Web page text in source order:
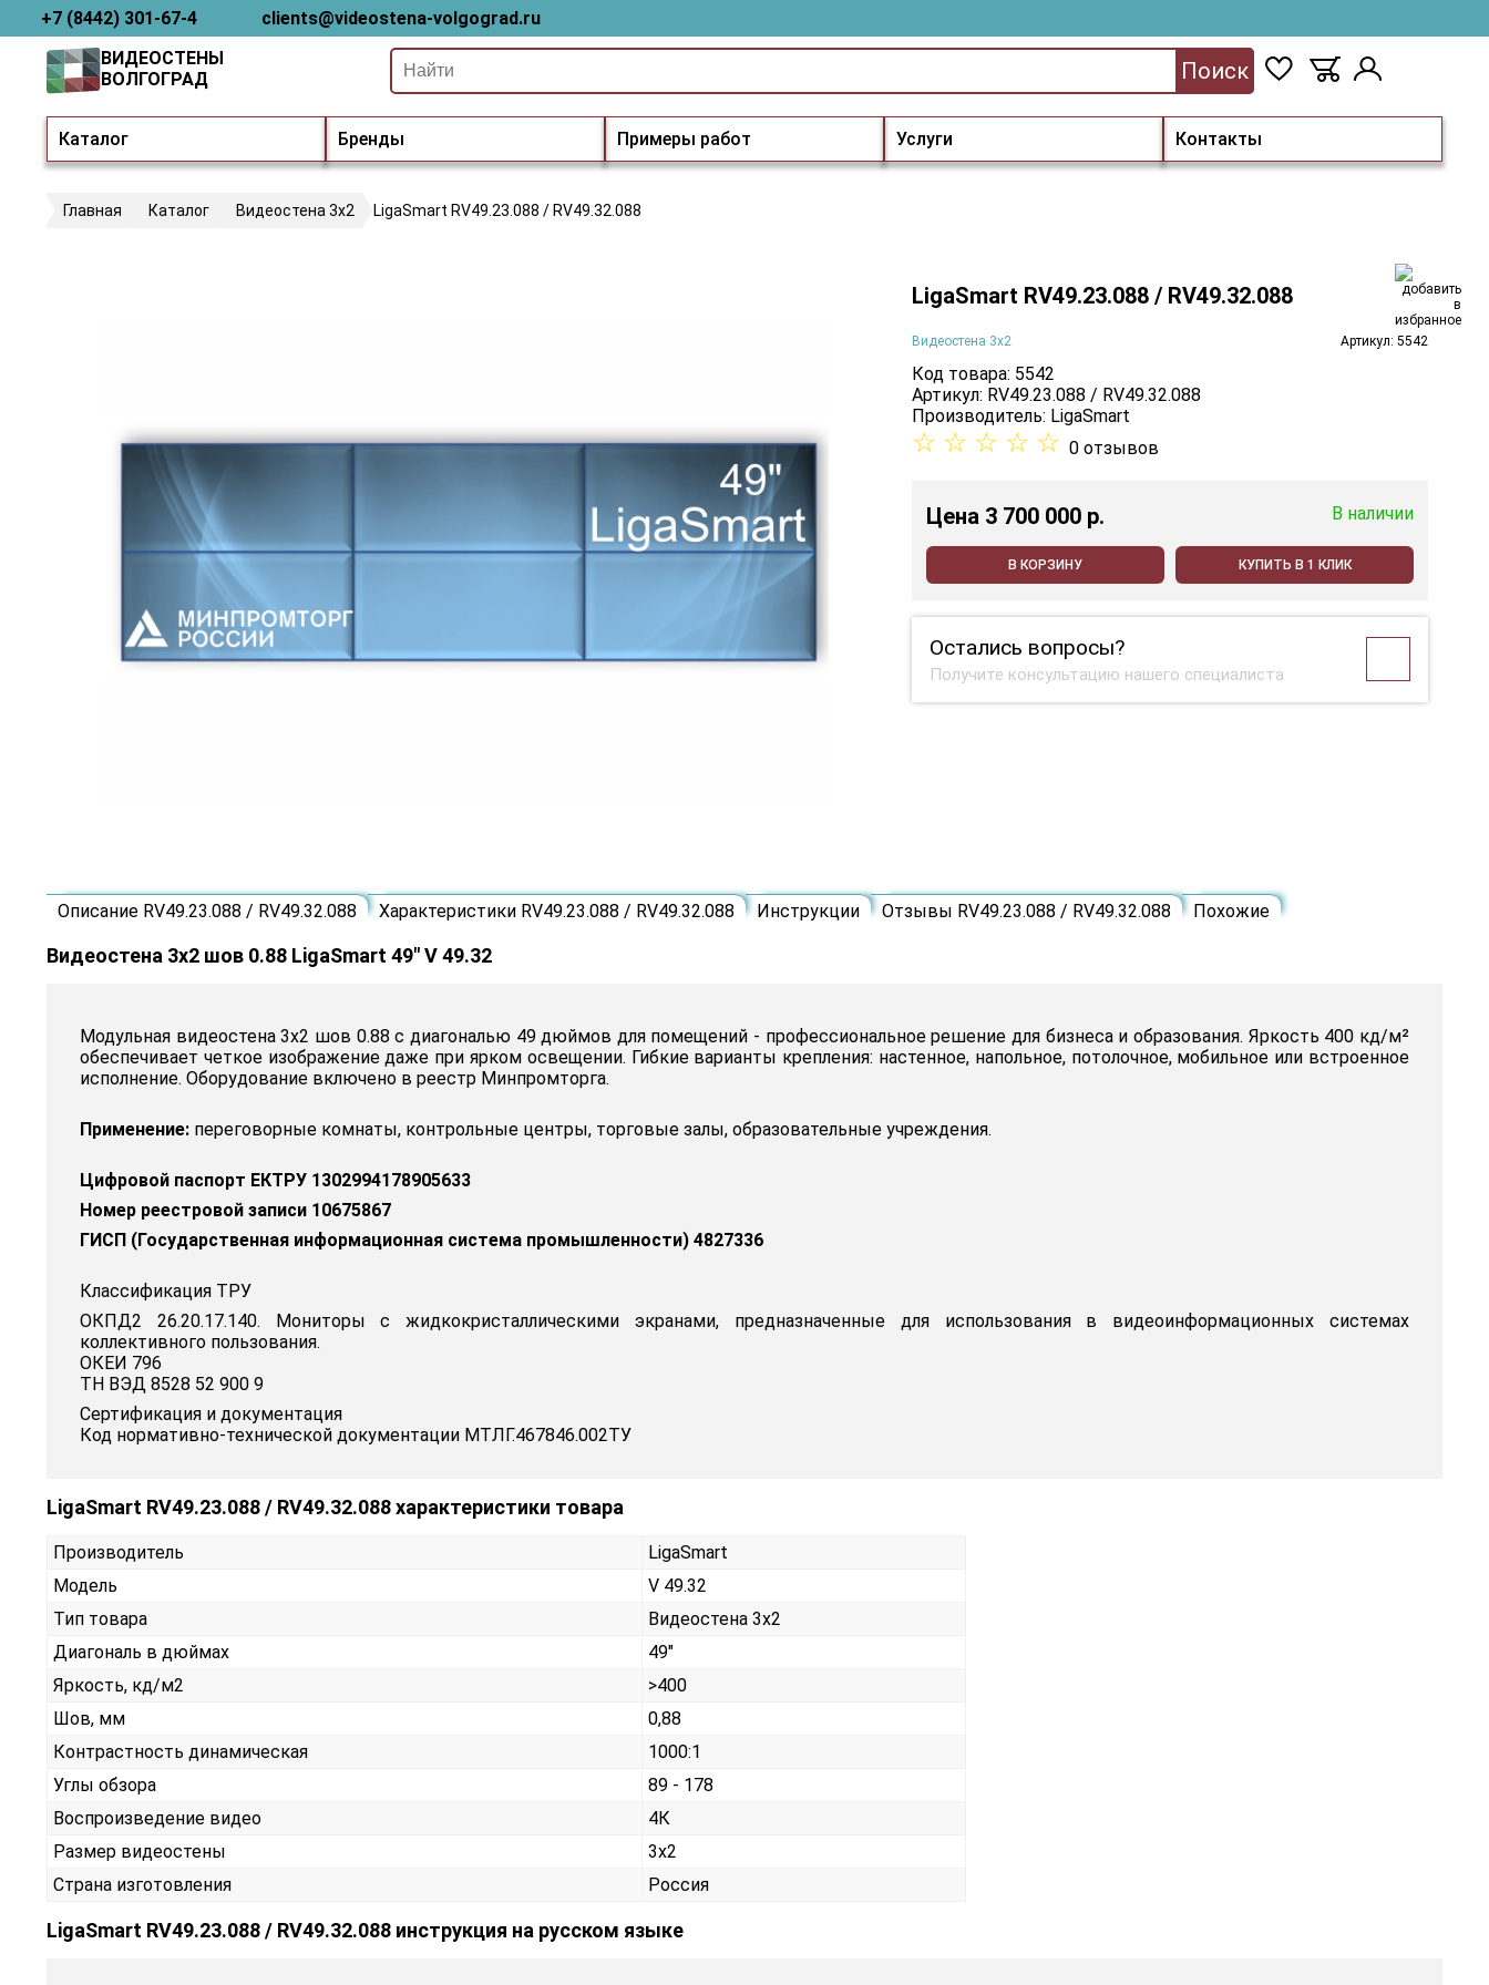
+7 (8442) 301-67-4 clients@videostena-volgograd.ru
Каталог Бренды Примеры работ Услуги Контакты
ВИДЕОСТЕНЫ
ВОЛГОГРАД
Поиск
Главная Каталог Видеостена 3х2 LigaSmart RV49.23.088 / RV49.32.088
LigaSmart RV49.23.088 / RV49.32.088
Видеостена 3х2 Артикул: 5542
Код товара: 5542
Артикул: RV49.23.088 / RV49.32.088
Производитель: LigaSmart
☆ ☆ ☆ ☆ ☆ 0 отзывов
Цена 3 700 000 p. В наличии
В КОРЗИНУ КУПИТЬ В 1 КЛИК
Остались вопросы?
Получите консультацию нашего специалиста
Описание RV49.23.088 / RV49.32.088 Характеристики RV49.23.088 / RV49.32.088 Инструкции Отзывы RV49.23.088 / RV49.32.088 Похожие
Видеостена 3x2 шов 0.88 LigaSmart 49" V 49.32
Модульная видеостена 3x2 шов 0.88 с диагональю 49 дюймов для помещений - профессиональное решение для бизнеса и образования. Яркость 400 кд/м²
обеспечивает четкое изображение даже при ярком освещении. Гибкие варианты крепления: настенное, напольное, потолочное, мобильное или встроенное
исполнение. Оборудование включено в реестр Минпромторга.
Применение: переговорные комнаты, контрольные центры, торговые залы, образовательные учреждения.
Цифровой паспорт ЕКТРУ 1302994178905633
Номер реестровой записи 10675867
ГИСП (Государственная информационная система промышленности) 4827336
Классификация ТРУ
ОКПД2 26.20.17.140. Мониторы с жидкокристаллическими экранами, предназначенные для использования в видеоинформационных системах
коллективного пользования.
ОКЕИ 796
ТН ВЭД 8528 52 900 9
Сертификация и документация
Код нормативно-технической документации МТЛГ.467846.002ТУ
LigaSmart RV49.23.088 / RV49.32.088 характеристики товара
Производитель
LigaSmart
Модель
V 49.32
Тип товара
Видеостена 3х2
Диагональ в дюймах
49"
Яркость, кд/м2
>400
Шов, мм
0,88
Контрастность динамическая
1000:1
Углы обзора
89 - 178
Воспроизведение видео
4К
Размер видеостены
3x2
Страна изготовления
Россия
LigaSmart RV49.23.088 / RV49.32.088 инструкция на русском языке